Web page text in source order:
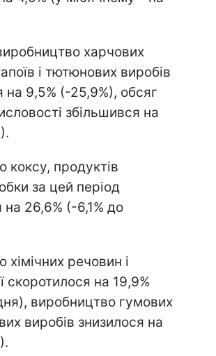
харчових
і тютюнових виробів
на 9,5% (-25,9%), обсяг
збільшився на
коксу, продуктів
за цей період
26,6% (-6,1% до
хімічних речовин і
скоротилося на 19,9%
виробництво гумових
виробів знизилося на